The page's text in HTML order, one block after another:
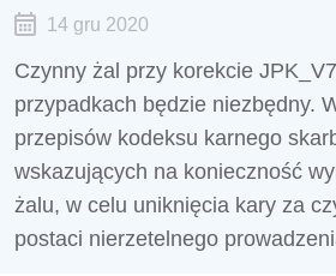
14 gru 2020
Czynny żal przy korekcie
przypadkach będzie niezbędny.
przepisów kodeksu karnego
wskazujących na konieczność
żalu, w celu uniknięcia kary za
postaci nierzetelnego